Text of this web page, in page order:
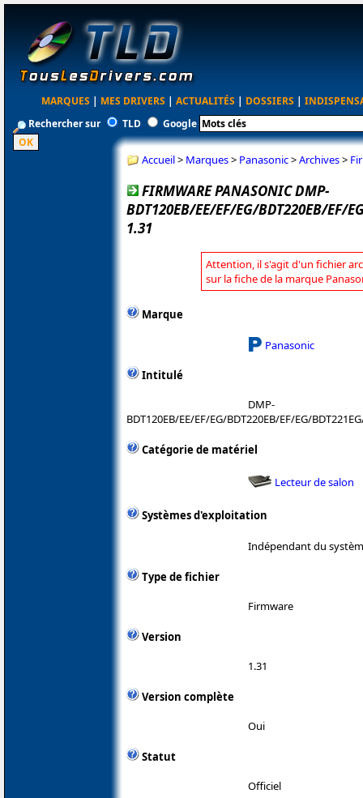
MARQUES | MES DRIVERS | ACTUALITÉS | DOSSIERS |
Rechercher sur
TLD Google
Accueil> Marques> Panasonic>Archives>
FIRMWARE PANASONIC DMP-
BDT120EB/EE/EF/EG/BDT220EB/EF/
1.31
Attention, il s'agit d'un fichier
sur la fiche de la marque
Marque
Panasonic
Intitulé
DMP-
BDT120EB/EE/EF/EG/BDT220EB/EF/EG/
Catégorie de matériel
Lecteur de salon
Systèmes d'exploitation
Indépendant du
Type de fichier
Firmware
Version
1.31
Version complète
Oui
Statut
Officiel